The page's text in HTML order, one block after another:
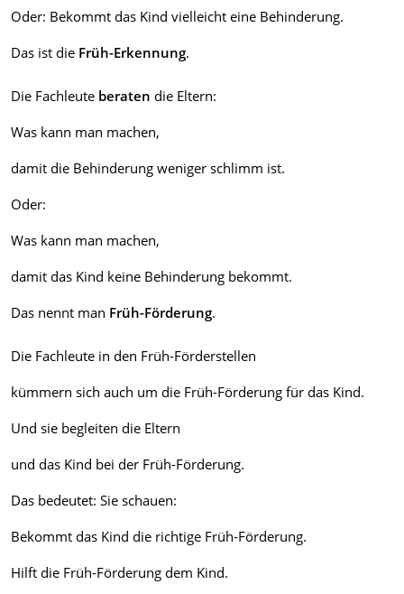
Oder: Bekommt das Kind vielleicht eine Behinderung.
Das ist die Früh-Erkennung.
Die Fachleute beraten die Eltern:
Was kann man machen,
damit die Behinderung weniger schlimm ist.
Oder:
Was kann man machen,
damit das Kind keine Behinderung bekommt.
Das nennt man Früh-Förderung.
Die Fachleute in den Früh-Förderstellen
kümmern sich auch um die Früh-Förderung für das Kind.
Und sie begleiten die Eltern
und das Kind bei der Früh-Förderung.
Das bedeutet: Sie schauen:
Bekommt das Kind die richtige Früh-Förderung.
Hilft die Früh-Förderung dem Kind.